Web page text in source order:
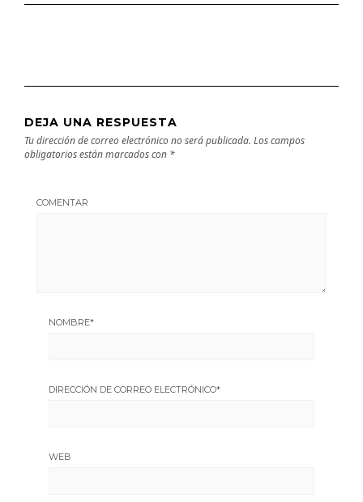
DEJA UNA RESPUESTA
Tu dirección de correo electrónico no será publicada. Los campos
obligatorios están marcados con *
COMENTAR
NOMBRE*
DIRECCIÓN DE CORREO ELECTRÓNICO*
WEB